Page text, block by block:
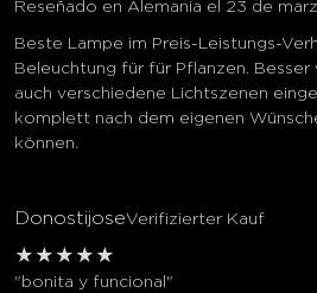
Reseñado en Alemania el 23 de
Beste Lampe im Preis-Leistungs-
Beleuchtung für für Pflanzen. Besser
auch verschiedene Lichtszenen
komplett nach dem eigenen
können.
DonostijoseVerifizierter Kauf
★ ★ ★ ★ ★
"bonita y funcional"